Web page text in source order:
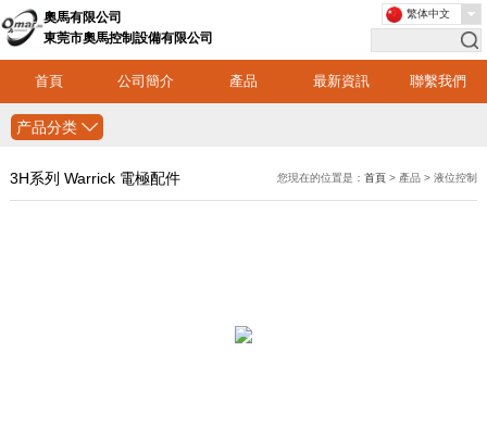
奧馬有限公司
東莞市奧馬控制設備有限公司
首頁 公司簡介 產品 最新資訊 聯繫我們
繁体中文
产品分类
3H系列 Warrick 電極配件 您現在的位置是：首頁 > 產品 > 液位控制